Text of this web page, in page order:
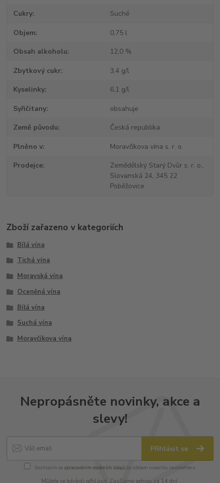
Cukry Suché
Objem 0,75 l
Obsah alkoholu 12,0 %
Zbytkový cukr 3,4 g/l
Kyselinky 6,1 g/l
Syřičitany obsahuje
Země původu Česká republika
Plněno v Moravčíkova vína s. r. o.
Prodejce
Zemědělský Starý Dvůr s. r. o.,
Slovanská 24, 345 22
Poběžovice
Zboží zařazeno v kategoriích
Bílá vína
Tichá vína
Moravská vína
Oceněná vína
Bílá vína
Suchá vína
Moravčíkova vína
Nepropásněte novinky, akce a
slevy!
Přihlásit se
Souhlasím se zpracováním osobních údajůza účelem rozesílky newsletteru.
Můžete se kdykoli odhlásit. Zasíláme jednou za 14 dní.